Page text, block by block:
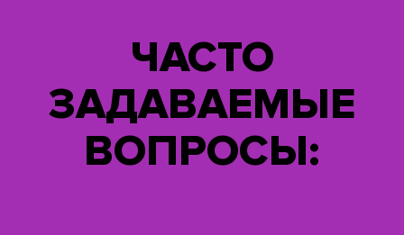
ЧАСТО
ЗАДАВАЕМЫЕ
ВОПРОСЫ: